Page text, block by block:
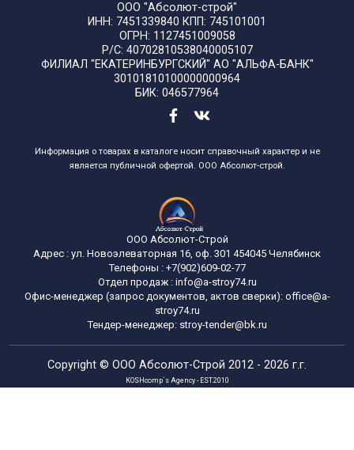
ООО "Абсолют-строй"
ИНН: 7451339840 КПП: 745101001
ОГРН: 1127451009058
Р/С: 40702810538040005107
ФИЛИАЛ "ЕКАТЕРИНБУРГСКИЙ" АО "АЛЬФА-БАНК"
30101810100000000964
БИК: 046577964
Информация о товарах в каталоге носит справочный характер и не
является публичной офертой. ООО Абсолют-строй.
ООО Абсолют-Строй
Адрес : ул. Новоэлеваторная 16, оф. 301 454045 Челябинск
Телефоны :+7(902)609-02-77
Отдел продаж : info@a-stroy74.ru
Офис-менеджер (запрос документов, актов сверки): office@a-
stroy74.ru
Тендер-менеджер: stroy-tender@bk.ru
Copyright © ООО Абсолют-Строй 2012 - 2026 г.г.
KOSHcomp`s Agency - EST.2010